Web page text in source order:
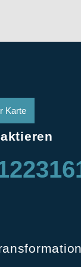
Karte